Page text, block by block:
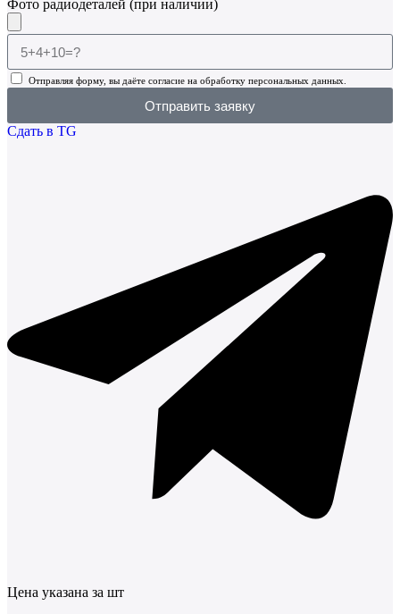
Фото радиодеталей (при наличии)
Отправляя форму, вы даёте согласие на обработку персональных данных.
Отправить заявку
Сдать в TG
Цена указана за шт